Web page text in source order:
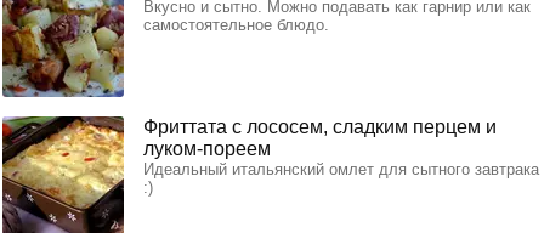
Вкусно и сытно. Можно подавать как гарнир или как
самостоятельное блюдо.
Фриттата с лососем, сладким перцем и
луком-пореем
Идеальный итальянский омлет для сытного завтрака
:)